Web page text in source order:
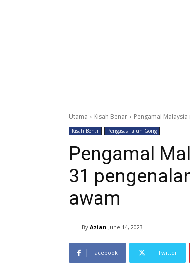
Utama Kisah Benar Pengamal
Kisah Benar Pengasas Falun Gong
Pengamal
31
awam
By Azian June 14, 2023
Facebook Twitter